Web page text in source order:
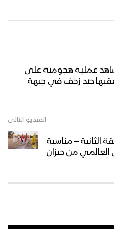
الليث 1445هـعملية هجومية على
صد زحف في جبهة
الفيديو التالي
الثانية – مناسبة
من جيزان